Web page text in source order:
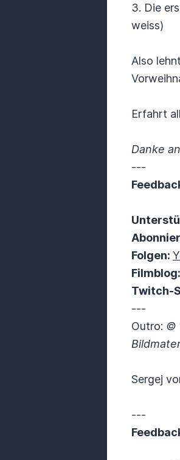
3. Die
weiss)
Also
Erfahrt
Danke
---
Folgen:
Filmblog:
Twitch-
---
Outro: ©
Sergej
---